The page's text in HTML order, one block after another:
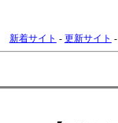
新着サイト - 更新サイト